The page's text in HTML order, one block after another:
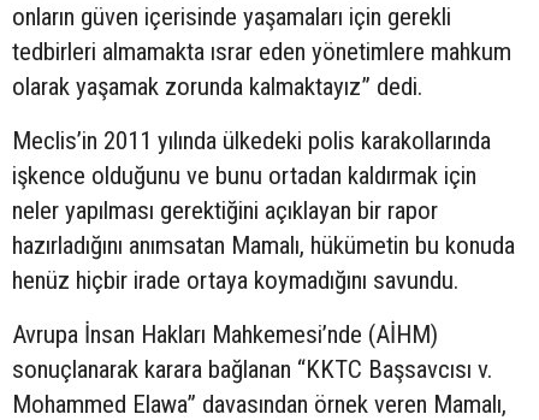
onların güven içerisinde yaşamaları için gerekli
tedbirleri almamakta ısrar eden yönetimlere mahkum
olarak yaşamak zorunda kalmaktayız” dedi.
Meclis’in 2011 yılında ülkedeki polis karakollarında
işkence olduğunu ve bunu ortadan kaldırmak için
neler yapılması gerektiğini açıklayan bir rapor
hazırladığını anımsatan Mamalı, hükümetin bu konuda
henüz hiçbir irade ortaya koymadığını savundu.
Avrupa İnsan Hakları Mahkemesi’nde (AİHM)
sonuçlanarak karara bağlanan “KKTC Başsavcısı v.
Mohammed Elawa” davasından örnek veren Mamalı,